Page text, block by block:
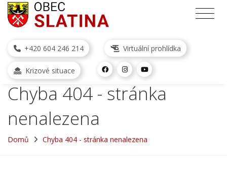
+420 604 246 214 Virtuální prohlídka
Krizové situace
Chyba 404 - stránka
nenalezena
Domů Chyba 404 - stránka nenalezena